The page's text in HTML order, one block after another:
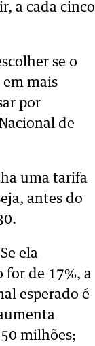
a cada cinco
se o
mais
por
de
uma tarifa
antes do
ela
for de 17%, a
esperado é
milhões;